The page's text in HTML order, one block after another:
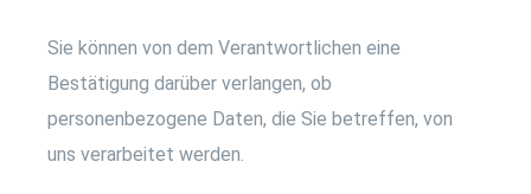
Sie können von dem Verantwortlichen eine
Bestätigung darüber verlangen, ob
personenbezogene Daten, die Sie betreffen, von
uns verarbeitet werden.